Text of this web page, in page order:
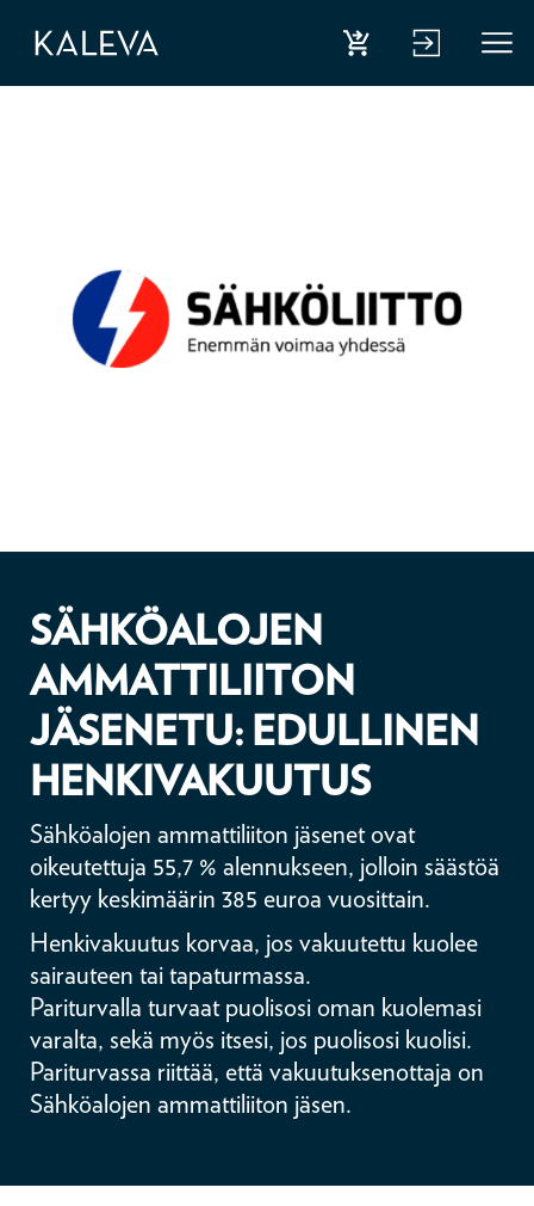
SÄHKÖALOJEN
AMMATTILIITON
JÄSENETU: EDULLINEN
HENKIVAKUUTUS
Sähköalojen ammattiliiton jäsenet ovat
oikeutettuja 55,7 % alennukseen, jolloin säästöä
kertyy keskimäärin 385 euroa vuosittain.
Henkivakuutus korvaa, jos vakuutettu kuolee
sairauteen tai tapaturmassa.
Pariturvalla turvaat puolisosi oman kuolemasi
varalta, sekä myös itsesi, jos puolisosi kuolisi.
Pariturvassa riittää, että vakuutuksenottaja on
Sähköalojen ammattiliiton jäsen.